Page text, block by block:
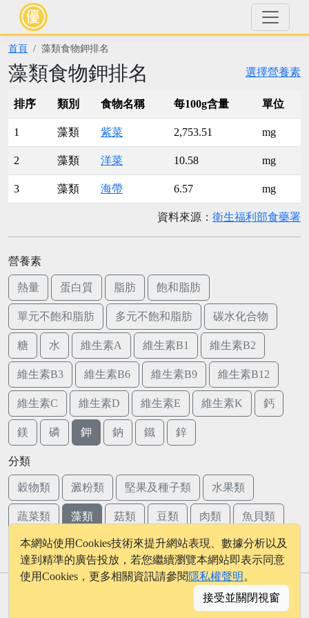
首頁 藻類食物鉀排名
選擇營養素
藻類食物鉀排名
排序 類別 食物名稱 每100g含量 單位
1 藻類 紫菜 2,753.51 mg
2 藻類 洋菜 10.58 mg
3 藻類 海帶 6.57 mg
資料來源： 衛生福利部食藥署
營養素
熱量 蛋白質 脂肪 飽和脂肪
單元不飽和脂肪 多元不飽和脂肪 碳水化合物
糖 水 維生素A 維生素B1 維生素B2
維生素B3 維生素B6 維生素B9 維生素B12
維生素C 維生素D 維生素E 維生素K 鈣
鎂 磷 鉀 鈉 鐵 鋅
分類
穀物類 澱粉類 堅果及種子類 水果類
蔬菜類 藻類 菇類 豆類 肉類 魚貝類
蛋類 乳品類
© 2026 - onelife.tw
隱私權政策│聯絡我們
本網站使用Cookies技術來提升網站表現、數據分析以及
達到精準的廣告投放，若您繼續瀏覽本網站即表示同意
使用Cookies，更多相關資訊請參閱 隱私權聲明 。
接受並關閉視窗